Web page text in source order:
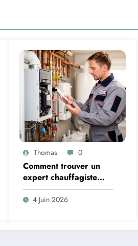
Thomas 0
Comment trouver un
expert chauffagiste
pour l’entretien de
votre système de
4 Juin 2026